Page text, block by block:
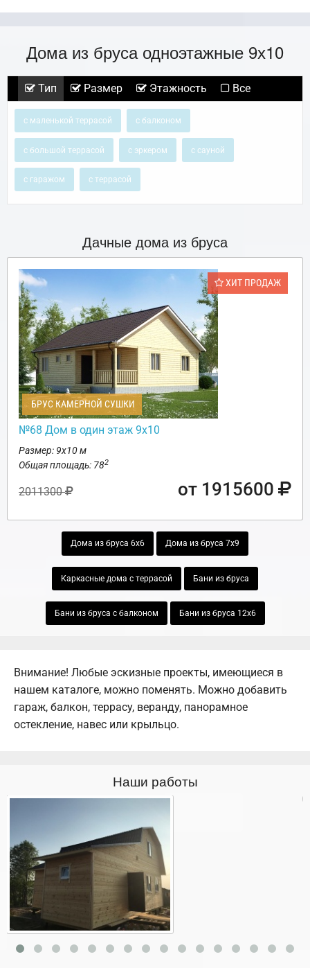
Дома из бруса одноэтажные 9х10
Тип Размер Этажность Все
с маленькой террасой с балконом
с большой террасой с эркером с сауной
с гаражом с террасой
Дачные дома из бруса
ХИТ ПРОДАЖ
БРУС КАМЕРНОЙ СУШКИ
№68 Дом в один этаж 9х10
Размер: 9х10 м
Общая площадь: 782
2011300 от 1915600
Дома из бруса 6х6 Дома из бруса 7х9
Каркасные дома с террасой Бани из бруса
Бани из бруса с балконом Бани из бруса 12х6
Внимание! Любые эскизные проекты, имеющиеся в
нашем каталоге, можно поменять. Можно добавить
гараж, балкон, террасу, веранду, панорамное
остекление, навес или крыльцо.
Наши работы